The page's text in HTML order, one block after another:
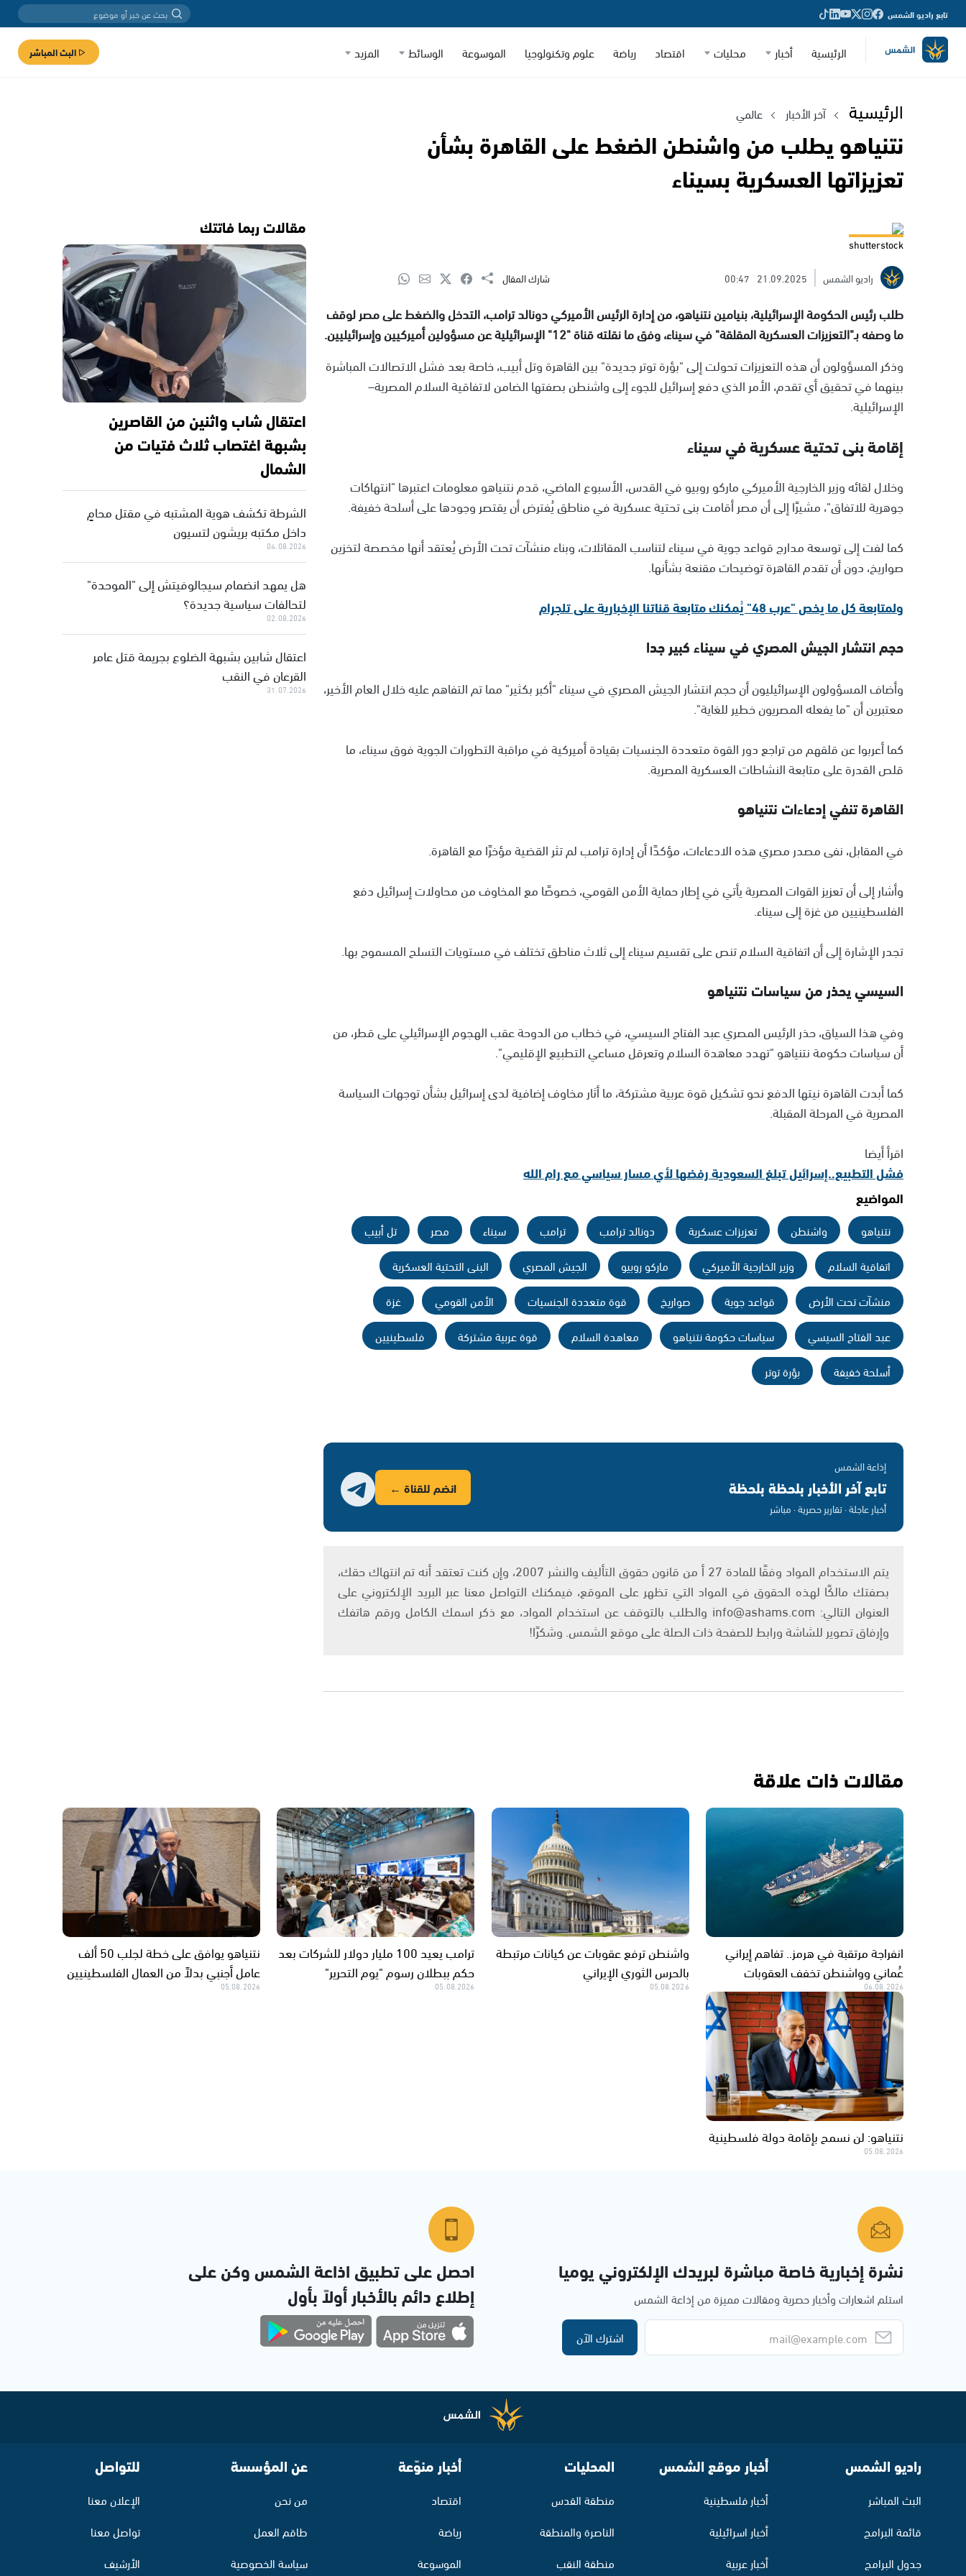
تابع راديو الشمس
الرئيسية أخبار محليات اقتصاد رياضة علوم وتكنولوجيا الموسوعة الوسائط المزيد البث المباشر
الرئيسية آخر الأخبار عالمي
نتنياهو يطلب من واشنطن الضغط على القاهرة بشأن
تعزيزاتها العسكرية بسيناء
shutterstock
راديو الشمس
21.09.2025
00:47 شارك المقال
طلب رئيس الحكومة الإسرائيلية، بنيامين نتنياهو، من إدارة الرئيس الأميركي دونالد ترامب، التدخل والضغط على مصر لوقف
ما وصفه بـ"التعزيزات العسكرية المقلقة" في سيناء، وفق ما نقلته قناة "12" الإسرائيلية عن مسؤولين أميركيين وإسرائيليين.
وذكر المسؤولون أن هذه التعزيزات تحولت إلى "بؤرة توتر جديدة" بين القاهرة وتل أبيب، خاصة بعد فشل الاتصالات المباشرة
بينهما في تحقيق أي تقدم، الأمر الذي دفع إسرائيل للجوء إلى واشنطن بصفتها الضامن لاتفاقية السلام المصرية–
الإسرائيلية.
إقامة بنى تحتية عسكرية في سيناء
وخلال لقائه وزير الخارجية الأميركي ماركو روبيو في القدس، الأسبوع الماضي، قدم نتنياهو معلومات اعتبرها "انتهاكات
جوهرية للاتفاق"، مشيرًا إلى أن مصر أقامت بنى تحتية عسكرية في مناطق يُفترض أن يقتصر وجودها على أسلحة خفيفة.
كما لفت إلى توسعة مدارج قواعد جوية في سيناء لتناسب المقاتلات، وبناء منشآت تحت الأرض يُعتقد أنها مخصصة لتخزين
صواريخ، دون أن تقدم القاهرة توضيحات مقنعة بشأنها.
ولمتابعة كل ما يخص "عرب 48" يُمكنك متابعة قناتنا الإخبارية على تلجرام
حجم انتشار الجيش المصري في سيناء كبير جدا
وأضاف المسؤولون الإسرائيليون أن حجم انتشار الجيش المصري في سيناء "أكبر بكثير" مما تم التفاهم عليه خلال العام الأخير،
معتبرين أن "ما يفعله المصريون خطير للغاية".
كما أعربوا عن قلقهم من تراجع دور القوة متعددة الجنسيات بقيادة أميركية في مراقبة التطورات الجوية فوق سيناء، ما
قلص القدرة على متابعة النشاطات العسكرية المصرية.
القاهرة تنفي إدعاءات نتنياهو
في المقابل، نفى مصدر مصري هذه الادعاءات، مؤكدًا أن إدارة ترامب لم تثر القضية مؤخرًا مع القاهرة.
وأشار إلى أن تعزيز القوات المصرية يأتي في إطار حماية الأمن القومي، خصوصًا مع المخاوف من محاولات إسرائيل دفع
الفلسطينيين من غزة إلى سيناء.
تجدر الإشارة إلى أن اتفاقية السلام تنص على تقسيم سيناء إلى ثلاث مناطق تختلف في مستويات التسلح المسموح بها.
السيسي يحذر من سياسات نتنياهو
وفي هذا السياق، حذر الرئيس المصري عبد الفتاح السيسي، في خطاب من الدوحة عقب الهجوم الإسرائيلي على قطر، من
أن سياسات حكومة نتنياهو "تهدد معاهدة السلام وتعرقل مساعي التطبيع الإقليمي".
كما أبدت القاهرة نيتها الدفع نحو تشكيل قوة عربية مشتركة، ما أثار مخاوف إضافية لدى إسرائيل بشأن توجهات السياسة
المصرية في المرحلة المقبلة.
اقرأ أيضا
فشل التطبيع..إسرائيل تبلغ السعودية رفضها لأي مسار سياسي مع رام الله
المواضيع
نتنياهو واشنطن تعزيزات عسكرية دونالد ترامب ترامب سيناء مصر
تل أبيب
اتفاقية السلام
وزير الخارجية الأميركي ماركو روبيو الجيش المصري
البنى التحتية العسكرية
منشآت تحت الأرض
قواعد جوية صواريخ قوة متعددة الجنسيات الأمن القومي
غزة
عبد الفتاح السيسي
سياسات حكومة نتنياهو معاهدة السلام قوة عربية مشتركة
فلسطينيين
أسلحة خفيفة
بؤرة توتر
إذاعة الشمس
تابع آخر الأخبار بلحظة بلحظة
أخبار عاجلة · تقارير حصرية · مباشر
انضم للقناة ←
يتم الاستخدام المواد وفقًا للمادة 27 أ من قانون حقوق التأليف والنشر 2007، وإن كنت تعتقد أنه تم انتهاك حقك،
بصفتك مالكًا لهذه الحقوق في المواد التي تظهر على الموقع، فيمكنك التواصل معنا عبر البريد الإلكتروني على
العنوان التالي: info@ashams.com والطلب بالتوقف عن استخدام المواد، مع ذكر اسمك الكامل ورقم هاتفك
وإرفاق تصوير للشاشة ورابط للصفحة ذات الصلة على موقع الشمس. وشكرًا!
مقالات ربما فاتتك
اعتقال شاب واثنين من القاصرين
بشبهة اغتصاب ثلاث فتيات من
الشمال
الشرطة تكشف هوية المشتبه في مقتل محامٍ
داخل مكتبه بريشون لتسيون
04.08.2026
هل يمهد انضمام سيجالوفيتش إلى "الموحدة"
لتحالفات سياسية جديدة؟
02.08.2026
اعتقال شابين بشبهة الضلوع بجريمة قتل عامر
القرعان في النقب
31.07.2026
مقالات ذات علاقة
انفراجة مرتقبة في هرمز.. تفاهم إيراني
عُماني وواشنطن تخفف العقوبات
06.08.2026
واشنطن ترفع عقوبات عن كيانات مرتبطة
بالحرس الثوري الإيراني
05.08.2026
ترامب يعيد 100 مليار دولار للشركات بعد
حكم ببطلان رسوم "يوم التحرير"
05.08.2026
نتنياهو يوافق على خطة لجلب 50 ألف
عامل أجنبي بدلاً من العمال الفلسطينيين
05.08.2026
نتنياهو: لن نسمح بإقامة دولة فلسطينية
05.08.2026
نشرة إخبارية خاصة مباشرة لبريدك الإلكتروني يوميا
استلم اشعارات وأخبار حصرية ومقالات مميزة من إذاعة الشمس
اشترك الآن
احصل على تطبيق اذاعة الشمس وكن على
إطلاع دائم بالأخبار أولاً بأول
راديو الشمس
البث المباشر
قائمة البرامج
جدول البرامج
أخبار موقع الشمس
أخبار فلسطينية
أخبار اسرائيلية
أخبار عربية
المحليات
منطقة القدس
الناصرة والمنطقة
منطقة النقب
أخبار منوّعة
اقتصاد
رياضة
الموسوعة
عن المؤسسة
من نحن
طاقم العمل
سياسة الخصوصية
للتواصل
الإعلان معنا
تواصل معنا
الأرشيف